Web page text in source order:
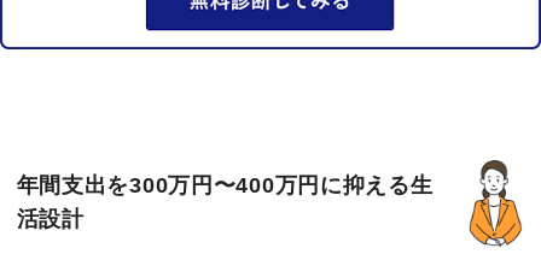
年間支出を300万円〜400万円に抑える生
活設計